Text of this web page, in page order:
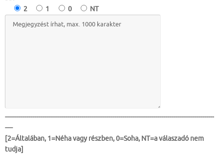
2
1 0 NT
-----------------------------------------------------------------------------------------------------------
----
[2=Általában, 1=Néha vagy részben, 0=Soha, NT=a válaszadó nem
tudja]